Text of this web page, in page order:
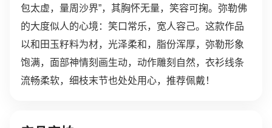
包太虚，量周沙界”，其胸怀无量，笑容可掬。弥勒佛
的大度似人的心境：笑口常乐，宽人容己。这款作品
以和田玉籽料为材，光泽柔和，脂份浑厚，弥勒形象
饱满，面部神情刻画生动，动作雕刻自然，衣衫线条
流畅柔软，细枝末节也处处用心，推荐佩戴！